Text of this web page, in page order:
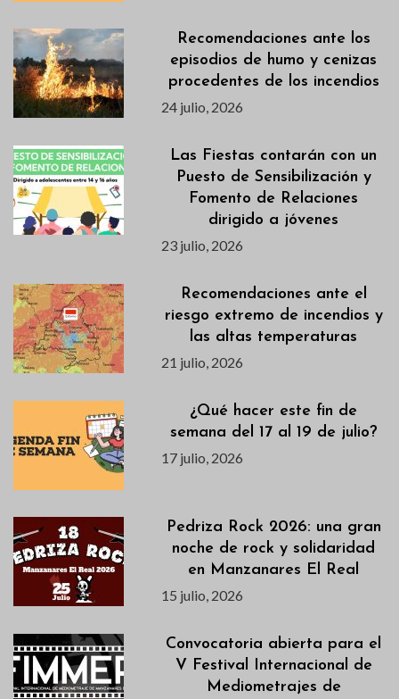
Recomendaciones ante los
episodios de humo y cenizas
procedentes de los incendios
24 julio, 2026
Las Fiestas contarán con un
Puesto de Sensibilización y
Fomento de Relaciones
dirigido a jóvenes
23 julio, 2026
Recomendaciones ante el
riesgo extremo de incendios y
las altas temperaturas
21 julio, 2026
¿Qué hacer este fin de
semana del 17 al 19 de julio?
17 julio, 2026
Pedriza Rock 2026: una gran
noche de rock y solidaridad
en Manzanares El Real
15 julio, 2026
Convocatoria abierta para el
V Festival Internacional de
Mediometrajes de